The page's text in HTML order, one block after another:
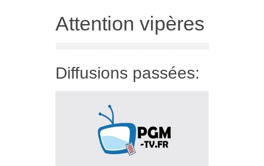
Attention vipères
Diffusions passées: